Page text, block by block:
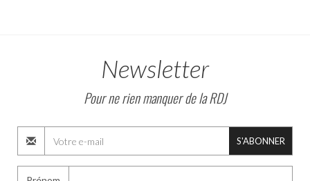
Newsletter
Pour ne rien manquer de la RDJ
S'ABONNER